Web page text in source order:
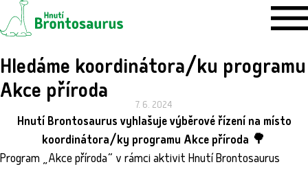
Hledáme koordinátora/ku programu
Akce příroda
7. 6. 2024
Hnutí Brontosaurus vyhlašujevýběrové řízení na místo
koordinátora/ky programu Akce příroda 🌳
Program „Akce příroda“ v rámci aktivit Hnutí Brontosaurus